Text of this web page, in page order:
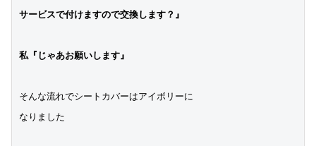
サービスで付けますので交換します？』
私『じゃあお願いします』
そんな流れでシートカバーはアイボリーに
なりました